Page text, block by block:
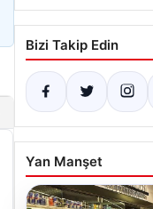
Bizi Takip Edin
Yan Manşet